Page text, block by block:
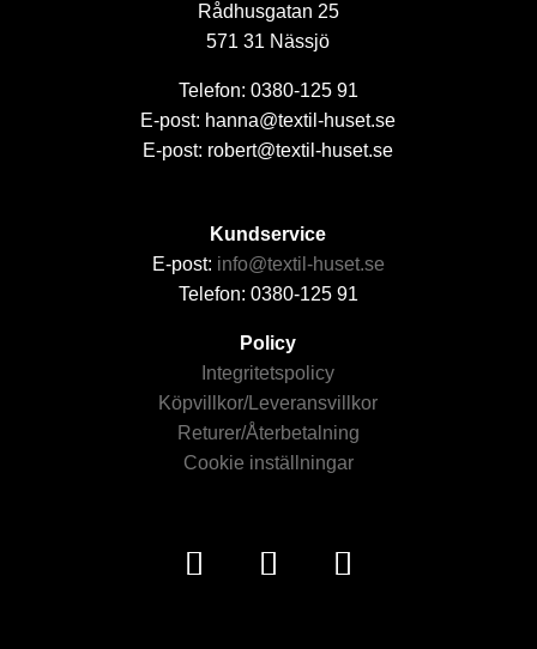
Rådhusgatan 25
571 31 Nässjö
Telefon: 0380-125 91
E-post: hanna@textil-huset.se
E-post: robert@textil-huset.se
Kundservice
E-post: info@textil-huset.se
Telefon: 0380-125 91
Policy
Integritetspolicy
Köpvillkor/Leveransvillkor
Returer/Återbetalning
Cookie inställningar